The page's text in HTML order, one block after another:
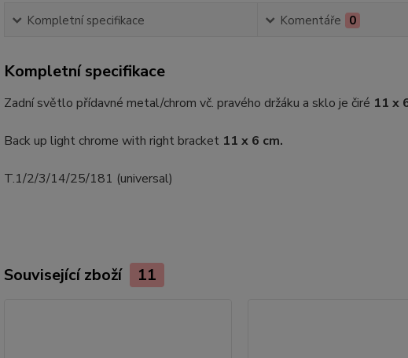
Kompletní specifikace Komentáře 0
Kompletní specifikace
Zadní světlo přídavné metal/chrom vč. pravého držáku a sklo je čiré 11 x
Back up light chrome with right bracket 11 x 6 cm.
T.1/2/3/14/25/181 (universal)
Související zboží 11